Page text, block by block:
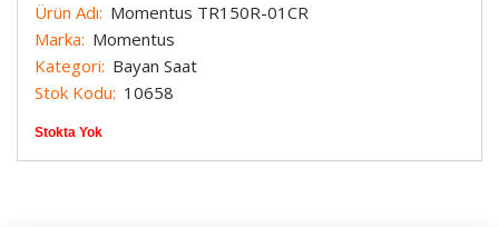
Ürün Adı: Momentus TR150R-01CR
Marka: Momentus
Kategori: Bayan Saat
Stok Kodu: 10658
Stokta Yok